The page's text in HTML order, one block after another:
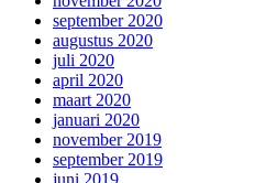
september 2020
augustus 2020
juli 2020
april 2020
maart 2020
januari 2020
november 2019
september 2019
juni 2019